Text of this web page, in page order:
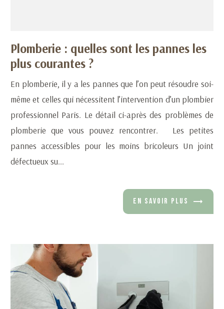
Plomberie : quelles sont les pannes les
plus courantes ?
En plomberie, il y a les pannes que l’on peut résoudre soi-
même et celles qui nécessitent l’intervention d’un plombier
professionnel Paris. Le détail ci-après des problèmes de
plomberie que vous pouvez rencontrer. Les petites
pannes accessibles pour les moins bricoleurs Un joint
défectueux su...
EN SAVOIR PLUS